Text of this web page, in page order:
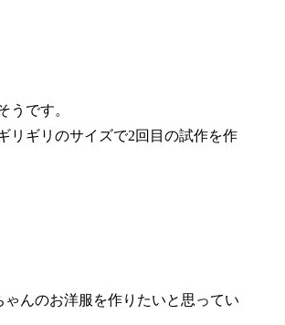
うです。
リギリのサイズで2回目の試作を作
んのお洋服を作りたいと思ってい